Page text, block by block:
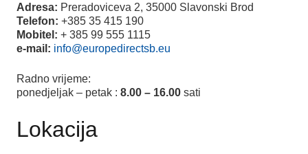
Adresa: Preradoviceva 2, 35000 Slavonski Brod
Telefon: +385 35 415 190
Mobitel: + 385 99 555 1115
e-mail: info@europedirectsb.eu
Radno vrijeme:
ponedjeljak – petak : 8.00 – 16.00 sati
Lokacija